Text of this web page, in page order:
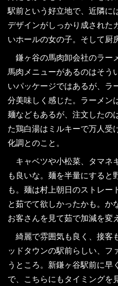
駅前という好立地で、近隣に
デザインがしっかり成された
いホールの女の子。そして厨
鎌ヶ谷の馬肉卸会社のラー
馬肉メニューがあるのはそう
いパッケージではあるが、ラ
分美味しく感じた。ラーメン
麺などもあるが、注文したの
た鶏白湯はミルキーで万人受
化調とのこと。
キャベツや小松菜、タマネ
も良いな。麺を半量にすると
も。麺は村上朝日のストレー
と茹でて欲しかったかも。か
お客さんを見て茹で加減を変
綺麗で雰囲気も良く、接客
ッドタウンの駅前らしい、フ
うところ。新鎌ヶ谷駅前に早
で、こちらにもタイミングを